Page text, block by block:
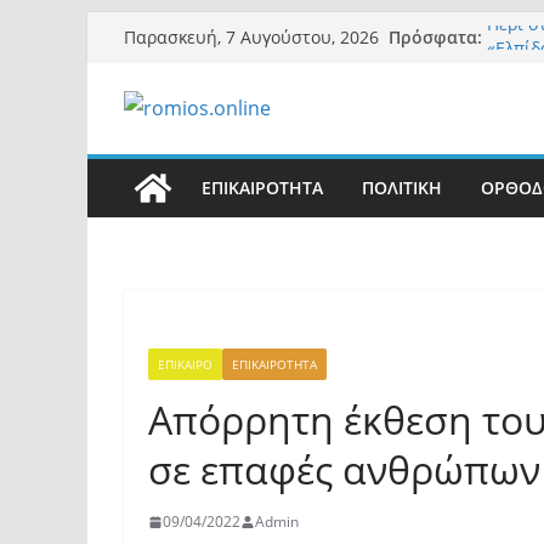
Μετάβαση
περιεχόμενο
Παρασκευή, 7 Αυγούστου, 2026 Πρόσφατα: Περί
ΕΠΙΚΑΙΡΟΤΗΤΑ ΠΟΛΙΤΙΚΗ
ΕΠΙΚΑΙΡΟ ΕΠΙΚΑΙΡΟΤΗΤΑ
Απόρρητη έκθεση
σε επαφές ανθρώπων
09/04/2022 Admin